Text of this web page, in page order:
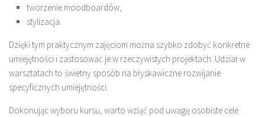
tworzenie moodboardów,
stylizacja.
Dzięki tym praktycznym zajęciom można szybko zdobyć konkretne
umiejętności i zastosować je w rzeczywistych projektach. Udział w
warsztatach to świetny sposób na błyskawiczne rozwijanie
specyficznych umiejętności.
Dokonując wyboru kursu, warto wziąć pod uwagę osobiste cele